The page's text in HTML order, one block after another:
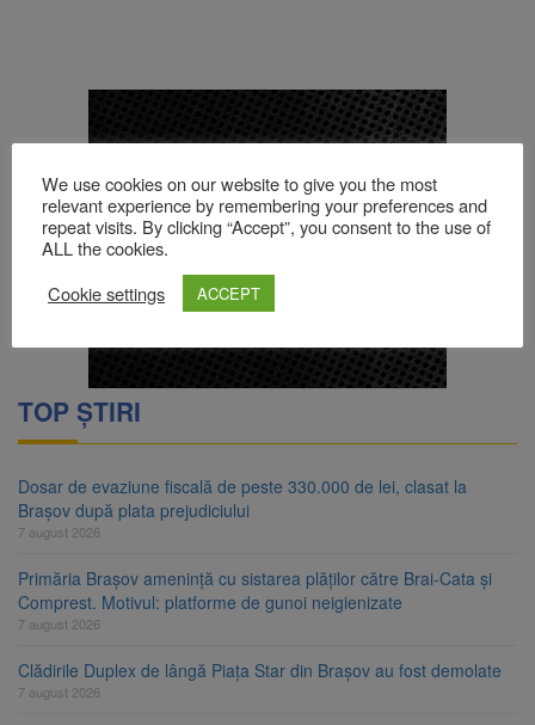
TOP ȘTIRI
Dosar de evaziune fiscală de peste 330.000 de lei, clasat la
Brașov după plata prejudiciului
7 august 2026
Primăria Brașov amenință cu sistarea plăților către Brai-Cata și
Comprest. Motivul: platforme de gunoi neigienizate
7 august 2026
Clădirile Duplex de lângă Piața Star din Brașov au fost demolate
7 august 2026
We use cookies on our website to give you the most
relevant experience by remembering your preferences and
repeat visits. By clicking “Accept”, you consent to the use of
ALL the cookies.
Cookie settings
ACCEPT